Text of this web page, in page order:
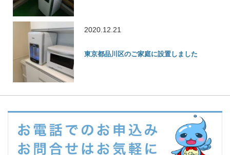
2020.12.21
東京都品川区のご家庭に設置しました